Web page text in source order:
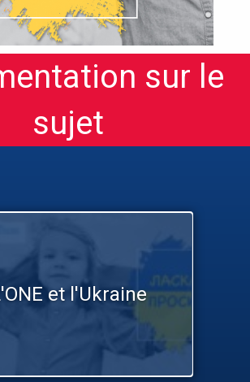
sur le
sujet
et l'Ukraine